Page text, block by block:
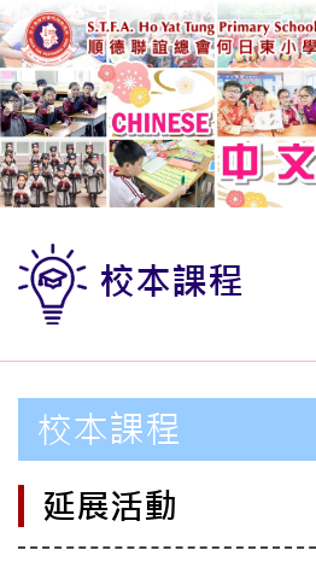
校本課程
校本課程
延展活動